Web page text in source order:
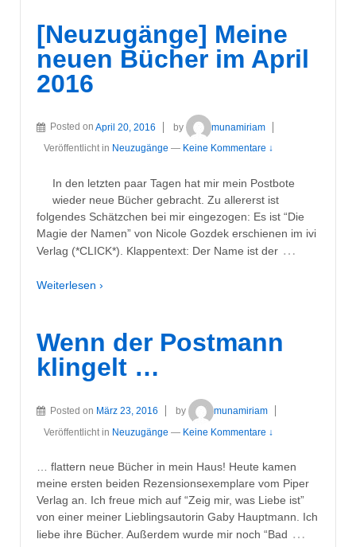
[Neuzugänge] Meine
neuen Bücher im April
2016
Posted on April 20, 2016 by
munamiriam
Veröffentlicht in Neuzugänge — Keine Kommentare ↓
In den letzten paar Tagen hat mir mein Postbote
wieder neue Bücher gebracht. Zu allererst ist
folgendes Schätzchen bei mir eingezogen: Es ist “Die
Magie der Namen” von Nicole Gozdek erschienen im ivi
Verlag (*CLICK*). Klappentext: Der Name ist der …
Weiterlesen ›
Wenn der Postmann
klingelt …
Posted on März 23, 2016 by
munamiriam
Veröffentlicht in Neuzugänge — Keine Kommentare ↓
… flattern neue Bücher in mein Haus! Heute kamen
meine ersten beiden Rezensionsexemplare vom Piper
Verlag an. Ich freue mich auf “Zeig mir, was Liebe ist”
von einer meiner Lieblingsautorin Gaby Hauptmann. Ich
liebe ihre Bücher. Außerdem wurde mir noch “Bad …